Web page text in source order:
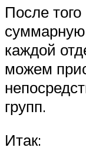
После
суммарную
каждой
можем
групп.
Итак: